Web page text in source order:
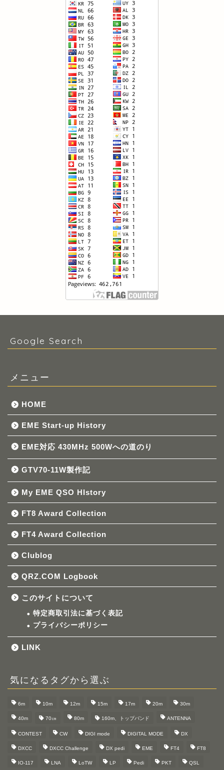
Google Search
メニュー
HOME
EME Start-up History
EME対応 430MHz 500Wへの道のり
GTV70-11W製作記
My EME QSO HIstory
FT8 Award Collection
FT4 Award Collection
Clublog
QRZ.COM Logbook
このサイトについて
特定商取引法に基づく表記
プライバシーポリシー
LINK
気になるタグから選ぶ
6m 10m 12m 15m 17m 20m 30m
40m 70㎝ 80m 160m、トップバンド ANTENNA
CONTEST CW DIGI mode DIGITAL MODE DX
DXCC DXCC Challenge DX pedi EME FT4 FT8
IO-117 LNA LoTW LP Pedi PKT QSL